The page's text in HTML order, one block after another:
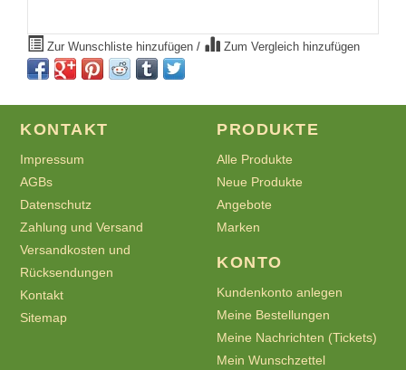
Zur Wunschliste hinzufügen / Zum Vergleich hinzufügen
KONTAKT
Impressum
AGBs
Datenschutz
Zahlung und Versand
Versandkosten und
Rücksendungen
Kontakt
Sitemap
PRODUKTE
Alle Produkte
Neue Produkte
Angebote
Marken
KONTO
Kundenkonto anlegen
Meine Bestellungen
Meine Nachrichten (Tickets)
Mein Wunschzettel